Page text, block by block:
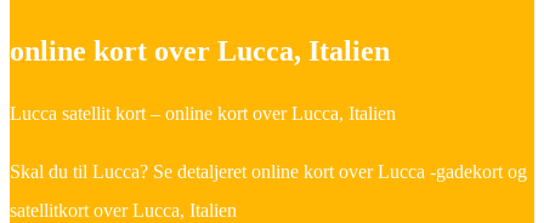
online kort over Lucca, Italien
Lucca satellit kort – online kort over Lucca, Italien
Skal du til Lucca? Se detaljeret online kort over Lucca -gadekort og
satellitkort over Lucca, Italien